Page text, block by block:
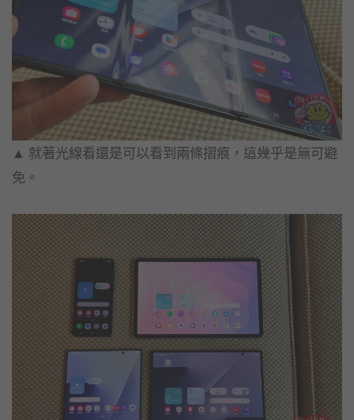
▲ 就著光線看還是可以看到兩條摺痕，這幾乎是無可避
免。